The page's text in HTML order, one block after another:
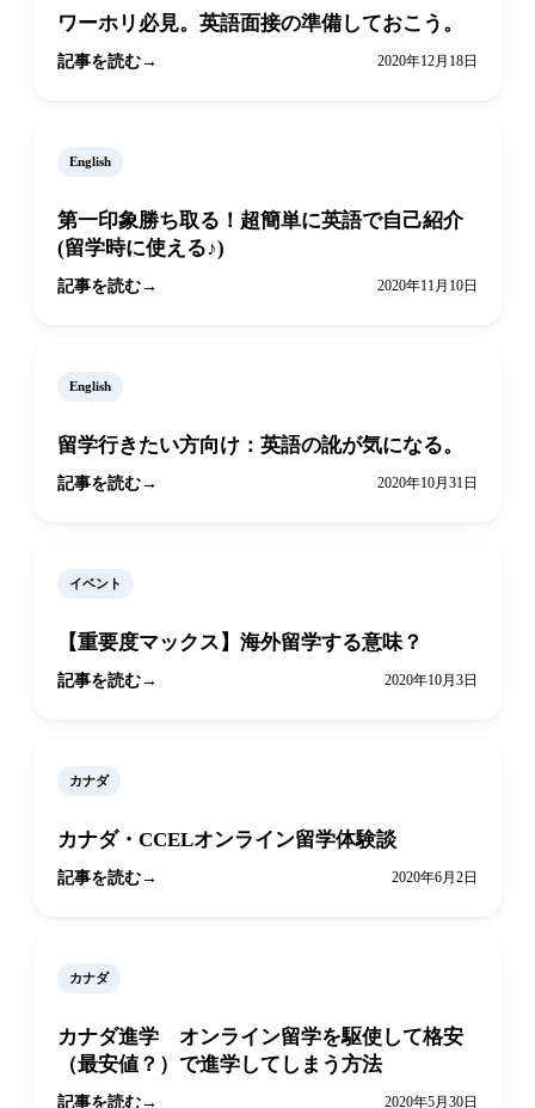
ワーホリ必見。英語面接の準備しておこう。
記事を読む 2020年12月18日
English
第一印象勝ち取る！超簡単に英語で自己紹介
(留学時に使える♪)
記事を読む 2020年11月10日
English
留学行きたい方向け：英語の訛が気になる。
記事を読む 2020年10月31日
イベント
【重要度マックス】海外留学する意味？
記事を読む 2020年10月3日
カナダ
カナダ・CCELオンライン留学体験談
記事を読む 2020年6月2日
カナダ
カナダ進学 オンライン留学を駆使して格安
（最安値？）で進学してしまう方法
記事を読む 2020年5月30日